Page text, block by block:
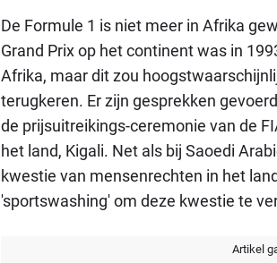
De Formule 1 is niet meer in Afrika
Grand Prix op het continent was in
Afrika, maar dit zou
terugkeren. Er zijn gesprekken
de prijsuitreikings-ceremonie van de
het land, Kigali. Net als bij Saoedi
kwestie van mensenrechten in het
'sportswashing' om deze kwestie te
Artikel